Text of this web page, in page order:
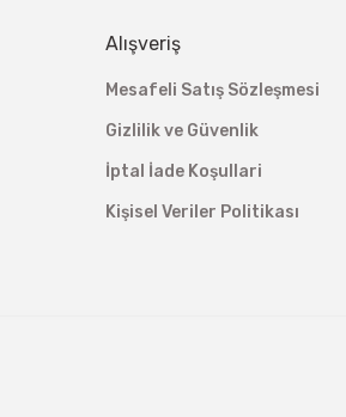
Alışveriş
Mesafeli Satış Sözleşmesi
Gizlilik ve Güvenlik
İptal İade Koşullari
Kişisel Veriler Politikası